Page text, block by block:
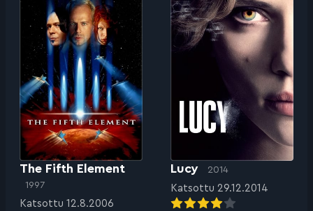
The Fifth Element
1997
Katsottu 12.8.2006
Lucy 2014
Katsottu 29.12.2014